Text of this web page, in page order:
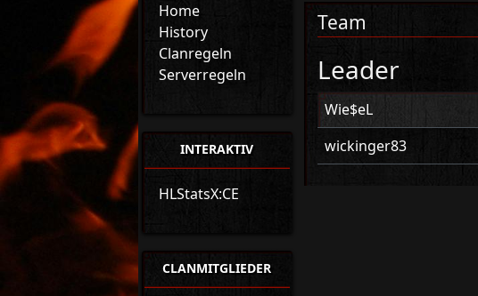
Home
History
Clanregeln
Serverregeln
INTERAKTIV
HLStatsX:CE
CLANMITGLIEDER
Team
Leader
Wie$eL
wickinger83